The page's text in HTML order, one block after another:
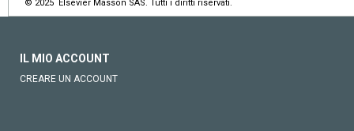
© 2025 Elsevier Masson SAS. Tutti i diritti riservati.
IL MIO ACCOUNT
CREARE UN ACCOUNT